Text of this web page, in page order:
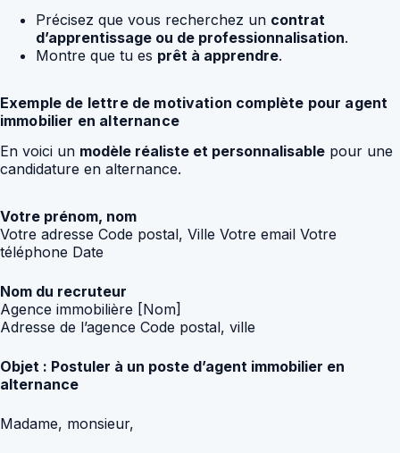
Précisez que vous recherchez un contrat
d’apprentissage ou de professionnalisation.
Montre que tu es prêt à apprendre.
Exemple de lettre de motivation complète pour agent
immobilier en alternance
En voici un modèle réaliste et personnalisable pour une
candidature en alternance.
Votre prénom, nom
Votre adresse Code postal, Ville Votre email Votre
téléphone Date
Nom du recruteur
Agence immobilière [Nom]
Adresse de l’agence Code postal, ville
Objet : Postuler à un poste d’agent immobilier en
alternance
Madame, monsieur,